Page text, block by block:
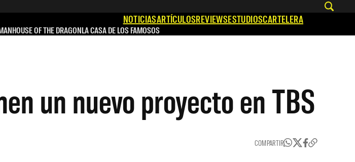
NOTICIASARTÍCULOSREVIEWSESTUDIOSCARTELERA
HOUSE OF THE DRAGONLA CASA DE LOS FAMOSOS
un nuevo proyecto en TBS
COMPARTIR